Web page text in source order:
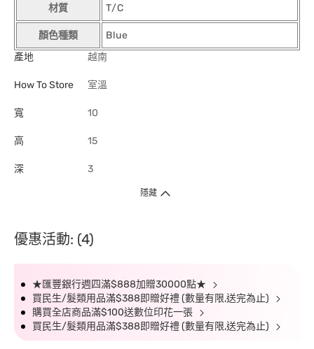
材質 T/C
顏色種類
Blue
產地
越南
How To Store 室溫
寬 10
高 15
深 3
隱藏
優惠活動: (4)
★匯豐銀行週四滿$888加贈30000點★
買民生/髮類用品滿$388即贈好禮 (數量有限,送完為止)
購買全店商品滿$100送數位印花一張
買民生/髮類用品滿$388即贈好禮 (數量有限,送完為止)